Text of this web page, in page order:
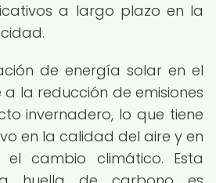
a largo plazo en la
de energía solar en el
la reducción de emisiones
invernadero, lo que tiene
en la calidad del aire y en
cambio climático. Esta